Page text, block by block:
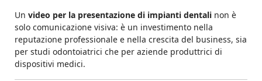
Un video per la presentazione di impianti dentali non è
solo comunicazione visiva: è un investimento nella
reputazione professionale e nella crescita del business, sia
per studi odontoiatrici che per aziende produttrici di
dispositivi medici.